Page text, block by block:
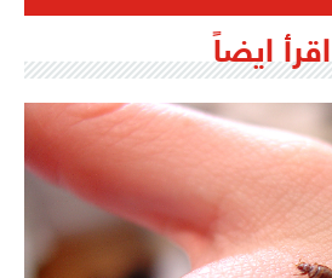
اقرأ ايضاً